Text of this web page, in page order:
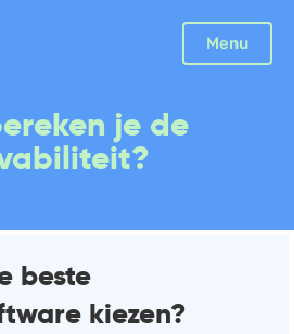
Menu
Sluiten
je de
beste
kiezen?